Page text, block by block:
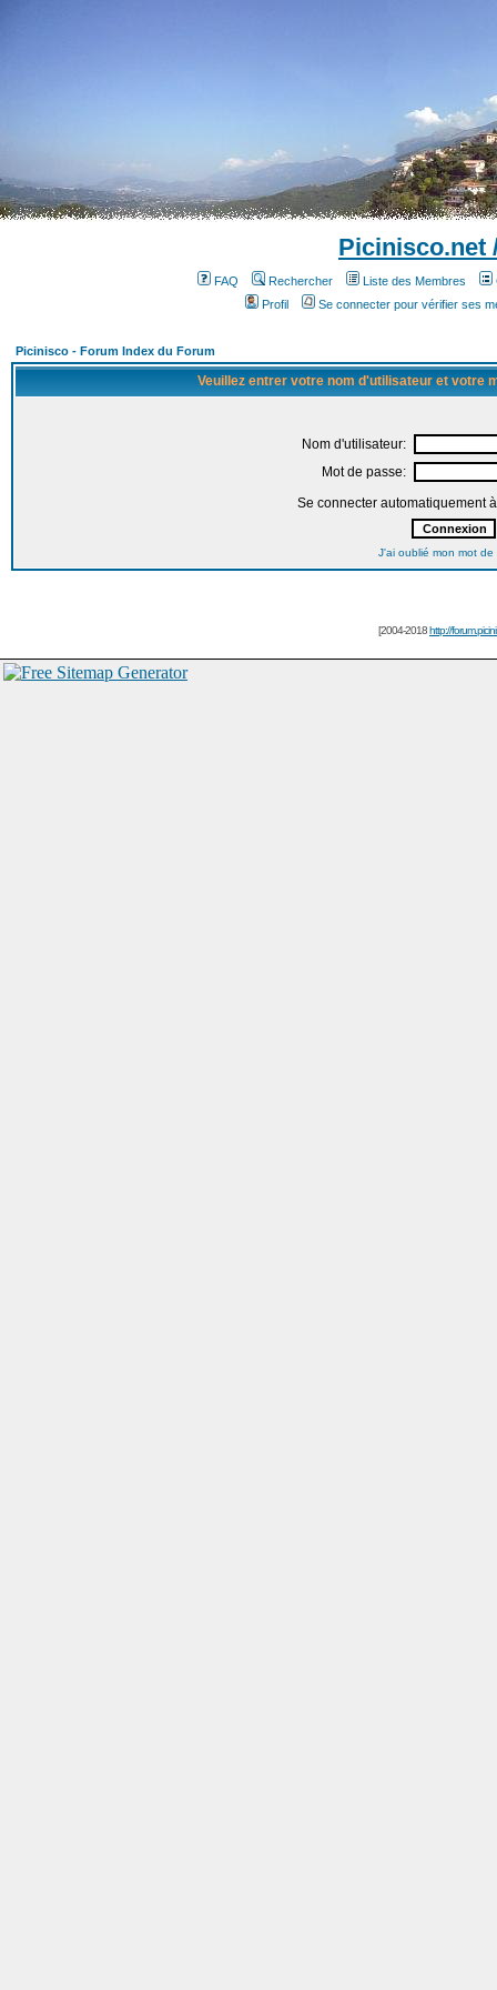
Picinisco.net
FAQ Rechercher Liste des Membres
Profil
Se connecter pour vérifier ses
Picinisco - Forum Index du Forum
Veuillez entrer votre nom d'utilisateur et votre
Nom d'utilisateur:
Mot de passe:
Se connecter automatiquement
J'ai oublié mon mot de
[2004-2018http://